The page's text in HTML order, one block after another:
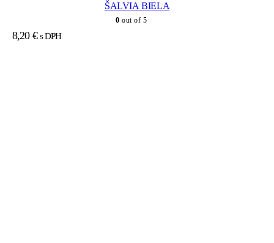
ŠALVIA BIELA
0 out of 5
8,20 € s DPH